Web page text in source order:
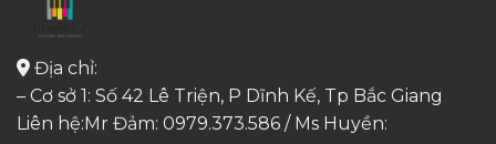
Địa chỉ:
– Cơ sở 1: Số 42 Lê Triện, P Dĩnh Kế, Tp Bắc Giang
Liên hệ:Mr Đảm: 0979.373.586 / Ms Huyền: